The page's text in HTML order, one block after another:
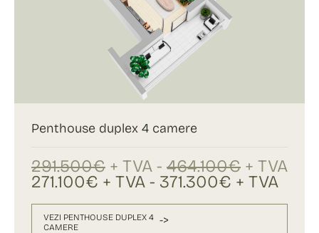
Penthouse duplex 4 camere
291.500€ + TVA - 464.100€ + TVA
271.100€ + TVA - 371.300€ + TVA
VEZI PENTHOUSE DUPLEX 4
CAMERE
->